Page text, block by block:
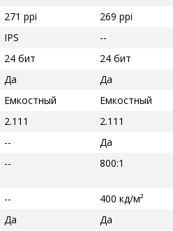
271 ppi
269 ppi
IPS
--
24 бит
24 бит
Да
Да
Емкостный
Емкостный
2.111
2.111
--
Да
-- 800:1
--
400 кд/м²
Да
Да